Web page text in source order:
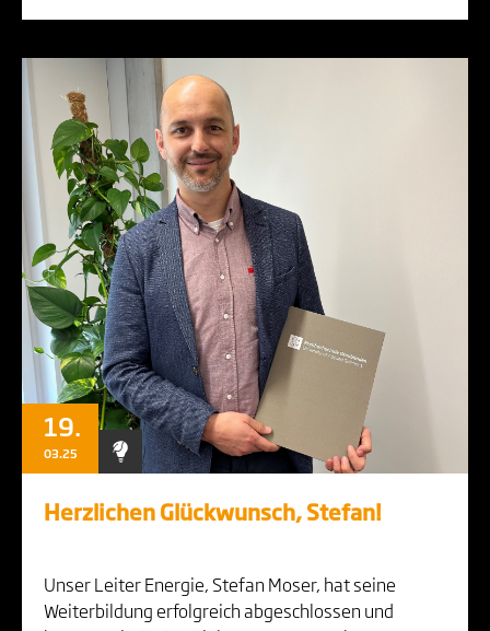
19.
03.25
Herzlichen Glückwunsch, Stefan!
Unser Leiter Energie, Stefan Moser, hat seine
Weiterbildung erfolgreich abgeschlossen und